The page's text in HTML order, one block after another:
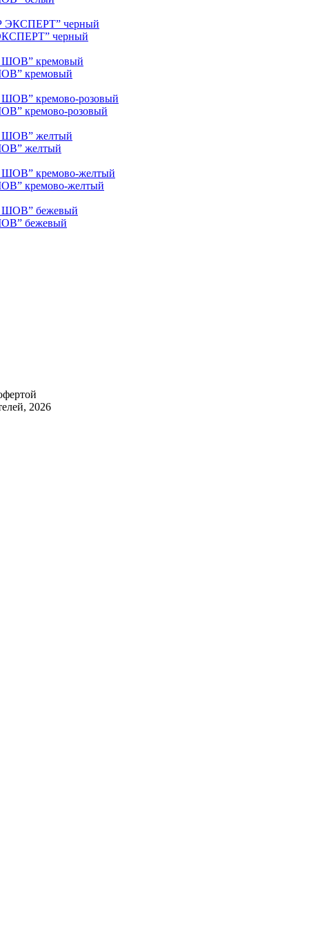
черный
кремовый
кремово-розовый
желтый
кремово-желтый
бежевый
2026